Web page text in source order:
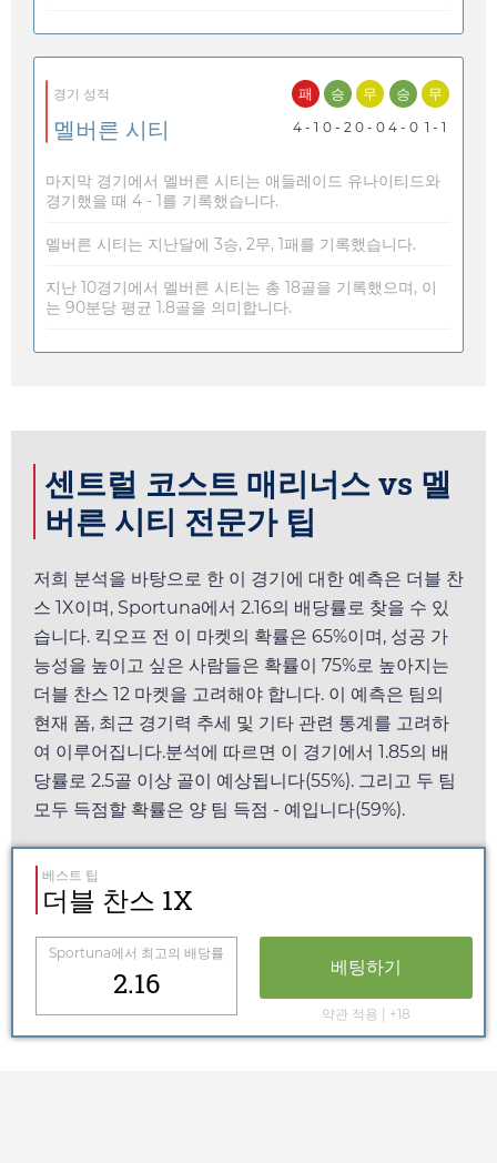
경기 성적
멜버른 시티
패
4 - 1
승
0 - 2
무
0 - 0
승
4 - 0
무
1 - 1
마지막 경기에서 멜버른 시티는 애들레이드 유나이티드와
경기했을 때 4 - 1를 기록했습니다.
멜버른 시티는 지난달에 3승, 2무, 1패를 기록했습니다.
지난 10경기에서 멜버른 시티는 총 18골을 기록했으며, 이
는 90분당 평균 1.8골을 의미합니다.
센트럴 코스트 매리너스 vs 멜
버른 시티 전문가 팁
저희 분석을 바탕으로 한 이 경기에 대한 예측은 더블 찬
스 1X이며, Sportuna에서 2.16의 배당률로 찾을 수 있
습니다. 킥오프 전 이 마켓의 확률은 65%이며, 성공 가
능성을 높이고 싶은 사람들은 확률이 75%로 높아지는
더블 찬스 12 마켓을 고려해야 합니다. 이 예측은 팀의
현재 폼, 최근 경기력 추세 및 기타 관련 통계를 고려하
여 이루어집니다.분석에 따르면 이 경기에서 1.85의 배
당률로 2.5골 이상 골이 예상됩니다(55%). 그리고 두 팀
모두 득점할 확률은 양 팀 득점 - 예입니다(59%).
베스트 팁
더블 찬스 1X
Sportuna에서 최고의 배당률
2.16 베팅하기
약관 적용 | +18